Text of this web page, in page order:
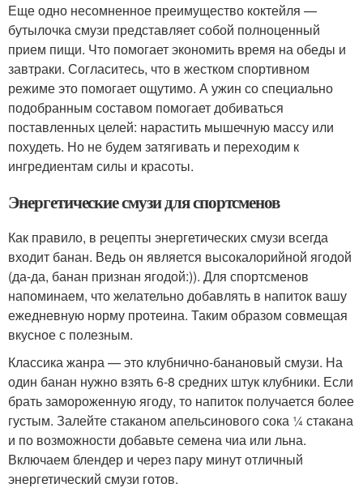
Еще одно несомненное преимущество коктейля —
бутылочка смузи представляет собой полноценный
прием пищи. Что помогает экономить время на обеды и
завтраки. Согласитесь, что в жестком спортивном
режиме это помогает ощутимо. А ужин со специально
подобранным составом помогает добиваться
поставленных целей: нарастить мышечную массу или
похудеть. Но не будем затягивать и переходим к
ингредиентам силы и красоты.
Энергетические смузи для спортсменов
Как правило, в рецепты энергетических смузи всегда
входит банан. Ведь он является высокалорийной ягодой
(да-да, банан признан ягодой:)). Для спортсменов
напоминаем, что желательно добавлять в напиток вашу
ежедневную норму протеина. Таким образом совмещая
вкусное с полезным.
Классика жанра — это клубнично-банановый смузи. На
один банан нужно взять 6-8 средних штук клубники. Если
брать замороженную ягоду, то напиток получается более
густым. Залейте стаканом апельсинового сока ¼ стакана
и по возможности добавьте семена чиа или льна.
Включаем блендер и через пару минут отличный
энергетический смузи готов.